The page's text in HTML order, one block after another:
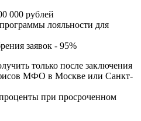
000 рублей
лояльности для
заявок - 95%
только после заключения
МФО в Москве или Санкт-
при просроченном